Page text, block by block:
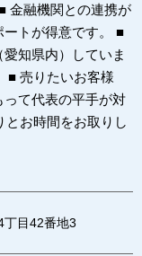
金融機関との連携が
トが得意です。 ■
知県内）していま
■ 売りたいお客様
て代表の平手が対
とお時間をお取りし
丁目42番地3